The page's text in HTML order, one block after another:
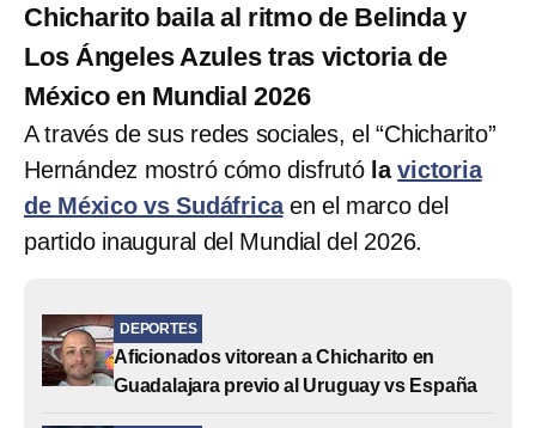
Chicharito baila al ritmo de Belinda y
Los Ángeles Azules tras victoria de
México en Mundial 2026
A través de sus redes sociales, el “Chicharito”
Hernández mostró cómo disfrutólavictoria
de México vs Sudáfrica en el marco del
partido inaugural del Mundial del 2026.
DEPORTES
Aficionados vitorean a Chicharito en
Guadalajara previo al Uruguay vs España